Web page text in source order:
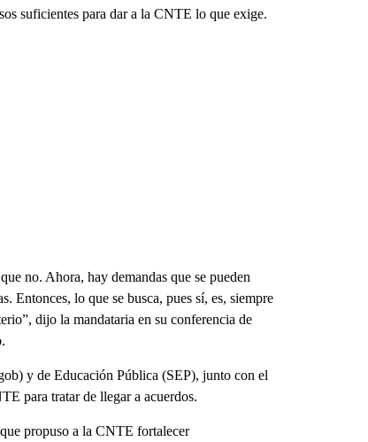
suficientes para dar a la CNTE lo que exige.
no. Ahora, hay demandas que se pueden
Entonces, lo que se busca, pues sí, es, siempre
dijo la mandataria en su conferencia de
y de Educación Pública (SEP), junto con el
para tratar de llegar a acuerdos.
propuso a la CNTE fortalecer